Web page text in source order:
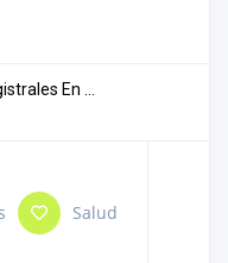
En ...
Salud